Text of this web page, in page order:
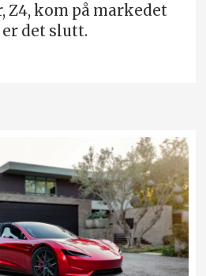
Z4, kom på markedet
er det slutt.